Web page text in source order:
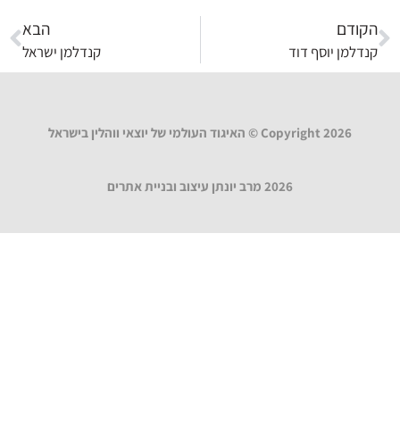
הקודם
קנדלמן יוסף דוד
הבא
קנדלמן ישראל
Copyright 2026 © האיגוד העולמי של יוצאי ווהלין בישראל
2026 מרב יונתן עיצוב ובניית אתרים